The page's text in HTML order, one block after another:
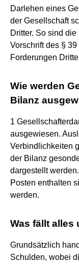
Darlehen eines
der Gesellschaft
Dritter. So sind
Vorschrift des §
Forderungen
Wie werden
Bilanz
1
ausgewiesen.
Verbindlichkeiten
der Bilanz
dargestellt
Posten enthalten
werden.
Was fällt alles
Grundsätzlich
Schulden, wobei